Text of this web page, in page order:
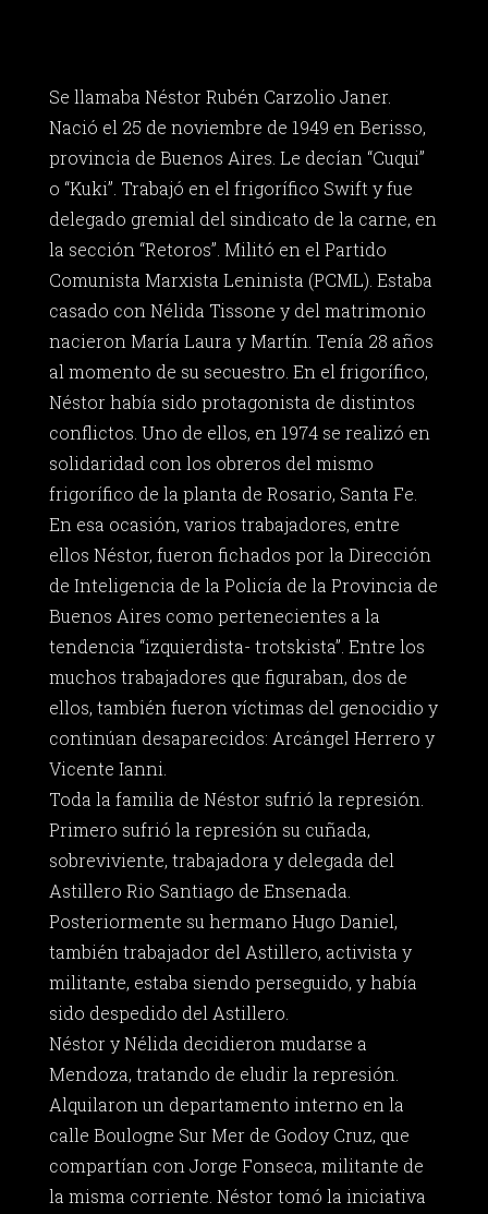
Se llamaba Néstor Rubén Carzolio Janer.
Nació el 25 de noviembre de 1949 en Berisso,
provincia de Buenos Aires. Le decían “Cuqui”
o “Kuki”. Trabajó en el frigorífico Swift y fue
delegado gremial del sindicato de la carne, en
la sección “Retoros”. Militó en el Partido
Comunista Marxista Leninista (PCML). Estaba
casado con Nélida Tissone y del matrimonio
nacieron María Laura y Martín. Tenía 28 años
al momento de su secuestro. En el frigorífico,
Néstor había sido protagonista de distintos
conflictos. Uno de ellos, en 1974 se realizó en
solidaridad con los obreros del mismo
frigorífico de la planta de Rosario, Santa Fe.
En esa ocasión, varios trabajadores, entre
ellos Néstor, fueron fichados por la Dirección
de Inteligencia de la Policía de la Provincia de
Buenos Aires como pertenecientes a la
tendencia “izquierdista- trotskista”. Entre los
muchos trabajadores que figuraban, dos de
ellos, también fueron víctimas del genocidio y
continúan desaparecidos: Arcángel Herrero y
Vicente Ianni.
Toda la familia de Néstor sufrió la represión.
Primero sufrió la represión su cuñada,
sobreviviente, trabajadora y delegada del
Astillero Rio Santiago de Ensenada.
Posteriormente su hermano Hugo Daniel,
también trabajador del Astillero, activista y
militante, estaba siendo perseguido, y había
sido despedido del Astillero.
Néstor y Nélida decidieron mudarse a
Mendoza, tratando de eludir la represión.
Alquilaron un departamento interno en la
calle Boulogne Sur Mer de Godoy Cruz, que
compartían con Jorge Fonseca, militante de
la misma corriente. Néstor tomó la iniciativa